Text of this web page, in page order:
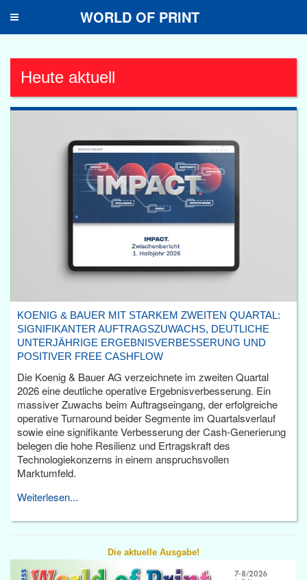
Toggle
WORLD OF PRINT
Heute aktuell
KOENIG & BAUER MIT STARKEM ZWEITEN QUARTAL:
SIGNIFIKANTER AUFTRAGSZUWACHS, DEUTLICHE
UNTERJÄHRIGE ERGEBNISVERBESSERUNG UND
POSITIVER FREE CASHFLOW
Die Koenig & Bauer AG verzeichnete im zweiten Quartal
2026 eine deutliche operative Ergebnisverbesserung. Ein
massiver Zuwachs beim Auftragseingang, der erfolgreiche
operative Turnaround beider Segmente im Quartalsverlauf
sowie eine signifikante Verbesserung der Cash-Generierung
belegen die hohe Resilienz und Ertragskraft des
Technologiekonzerns in einem anspruchsvollen
Marktumfeld.
Weiterlesen...
Die aktuelle Ausgabe!